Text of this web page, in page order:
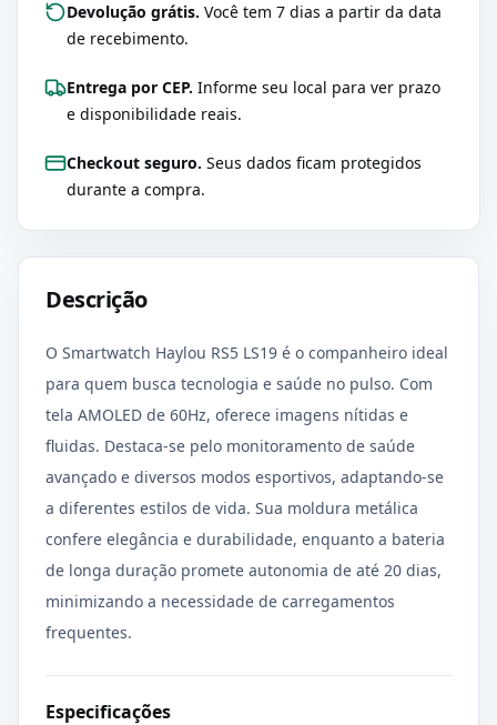
Devolução grátis. Você tem 7 dias a partir da data
de recebimento.
Entrega por CEP. Informe seu local para ver prazo
e disponibilidade reais.
Checkout seguro. Seus dados ficam protegidos
durante a compra.
Descrição
O Smartwatch Haylou RS5 LS19 é o companheiro ideal
para quem busca tecnologia e saúde no pulso. Com
tela AMOLED de 60Hz, oferece imagens nítidas e
fluidas. Destaca-se pelo monitoramento de saúde
avançado e diversos modos esportivos, adaptando-se
a diferentes estilos de vida. Sua moldura metálica
confere elegância e durabilidade, enquanto a bateria
de longa duração promete autonomia de até 20 dias,
minimizando a necessidade de carregamentos
frequentes.
Especificações